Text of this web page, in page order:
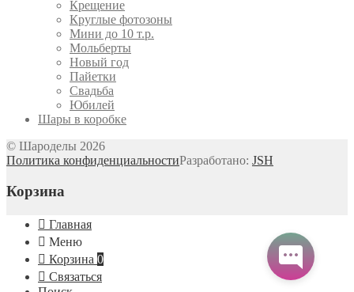
Крещение
Круглые фотозоны
Мини до 10 т.р.
Мольберты
Новый год
Пайетки
Свадьба
Юбилей
Шары в коробке
© Шароделы 2026
Политика конфиденциальностиРазработано: JSH
Корзина
Главная
Меню
Корзина 0
Связаться